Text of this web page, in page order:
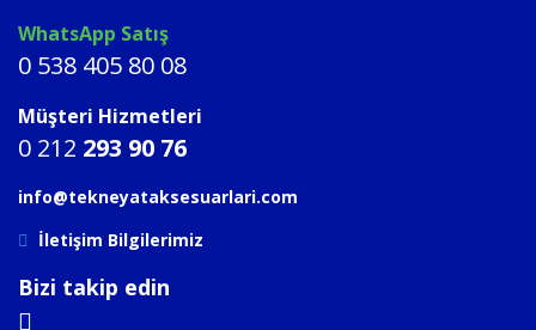
WhatsApp Satış
0 538 405 80 08
Müşteri Hizmetleri
0 212 293 90 76
info@tekneyataksesuarlari.com
İletişim Bilgilerimiz
Bizi takip edin